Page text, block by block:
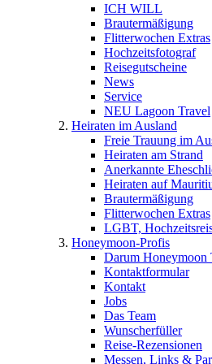
ICH WILL
Brautermäßigung
Flitterwochen Extras
Hochzeitsfotograf
Reisegutscheine
News
Service
NEU Lagoon Travel
Heiraten im Ausland
Freie Trauung im
Heiraten am Strand
Anerkannte
Heiraten auf
Brautermäßigung
Flitterwochen Extras
LGBT,
Honeymoon-Profis
Darum Honeymoon
Kontaktformular
Kontakt
Jobs
Das Team
Wunscherfüller
Reise-Rezensionen
Messen, Links &